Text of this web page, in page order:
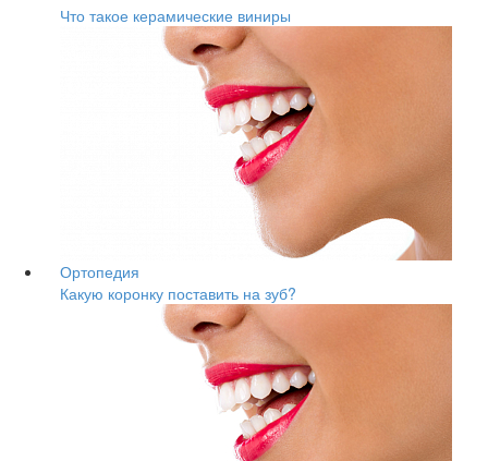
Что такое керамические виниры
Ортопедия
Какую коронку поставить на зуб?